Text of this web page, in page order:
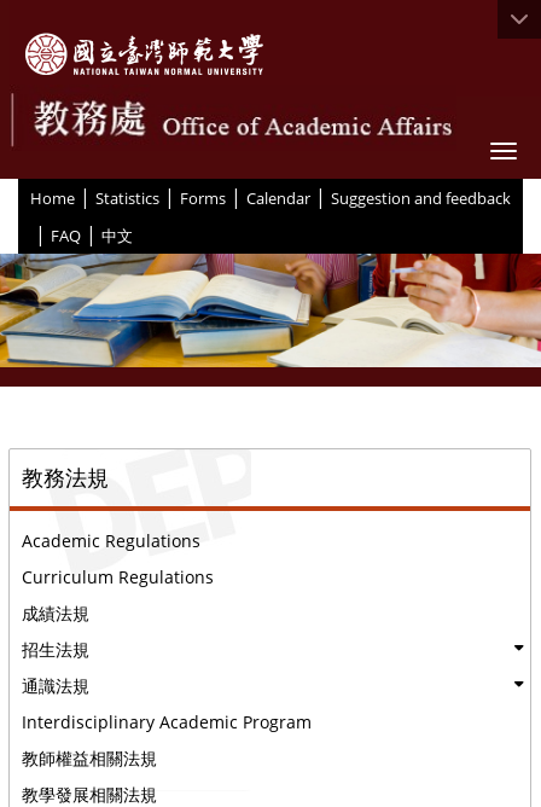
Home | Statistics | Forms | Calendar | Suggestion and feedback
| FAQ | 中文
教務法規
Academic Regulations
Curriculum Regulations
成績法規
招生法規
通識法規
Interdisciplinary Academic Program
教師權益相關法規
教學發展相關法規